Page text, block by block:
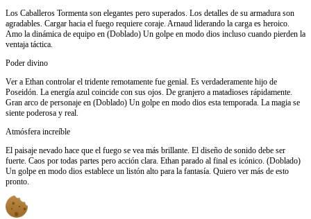
Los Caballeros Tormenta son elegantes pero superados. Los detalles de su armadura son
agradables. Cargar hacia el fuego requiere coraje. Arnaud liderando la carga es heroico.
Amo la dinámica de equipo en (Doblado) Un golpe en modo dios incluso cuando pierden la
ventaja táctica.
Poder divino
Ver a Ethan controlar el tridente remotamente fue genial. Es verdaderamente hijo de
Poseidón. La energía azul coincide con sus ojos. De granjero a matadioses rápidamente.
Gran arco de personaje en (Doblado) Un golpe en modo dios esta temporada. La magia se
siente poderosa y real.
Atmósfera increíble
El paisaje nevado hace que el fuego se vea más brillante. El diseño de sonido debe ser
fuerte. Caos por todas partes pero acción clara. Ethan parado al final es icónico. (Doblado)
Un golpe en modo dios establece un listón alto para la fantasía. Quiero ver más de esto
pronto.